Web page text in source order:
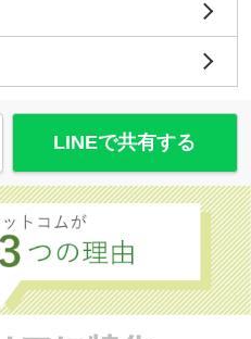
LINEで共有する